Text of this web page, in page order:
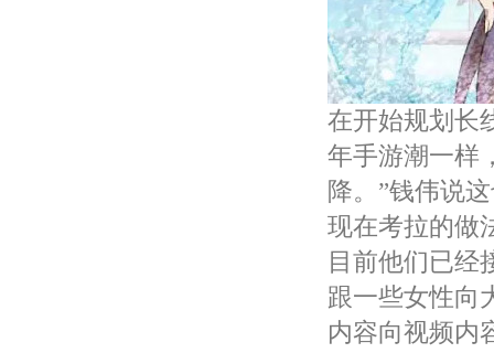
在开始规划长
年手游潮一样
降。”钱伟说
现在考拉的做
目前他们已经
跟一些女性向
内容向视频内